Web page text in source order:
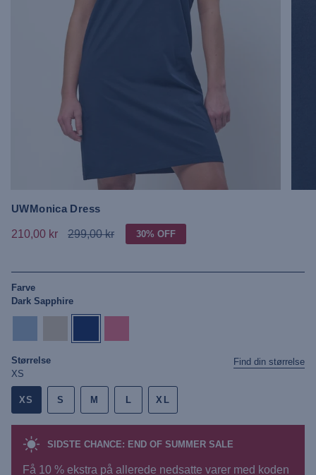
UWMonica Dress
210,00 kr 299,00 kr 30% OFF
Farve
Dark Sapphire
Størrelse
Find din størrelse
XS
XS S M L XL
SIDSTE CHANCE: END OF SUMMER SALE
Få 10 % ekstra på allerede nedsatte varer med koden